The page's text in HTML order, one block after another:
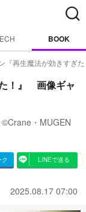
BOOK
『再生魔法が効きすぎ
！』 画像ギャ
・MUGEN
ク LINEで送る
2025.08.17 07:00